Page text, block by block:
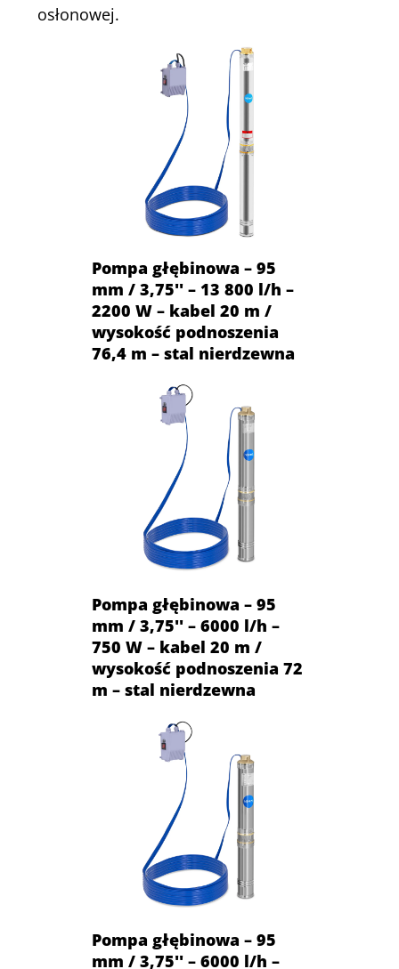
osłonowej.
Pompa głębinowa – 95
mm / 3,75'' – 13 800 l/h –
2200 W – kabel 20 m /
wysokość podnoszenia
76,4 m – stal nierdzewna
Pompa głębinowa – 95
mm / 3,75'' – 6000 l/h –
750 W – kabel 20 m /
wysokość podnoszenia 72
m – stal nierdzewna
Pompa głębinowa – 95
mm / 3,75'' – 6000 l/h –